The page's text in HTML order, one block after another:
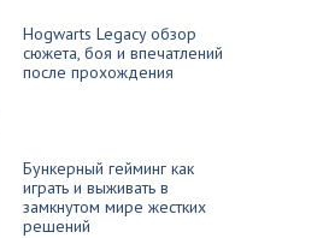
Hogwarts Legacy обзор
сюжета, боя и впечатлений
после прохождения
Бункерный гейминг как
играть и выживать в
замкнутом мире жестких
решений